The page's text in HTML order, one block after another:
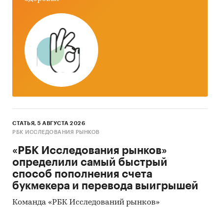
СТАТЬЯ, 5 АВГУСТА 2026
РБК ИССЛЕДОВАНИЯ РЫНКОВ
«РБК Исследования рынков»
определили самый быстрый
способ пополнения счета
букмекера и перевода выигрышей
Команда «РБК Исследований рынков»